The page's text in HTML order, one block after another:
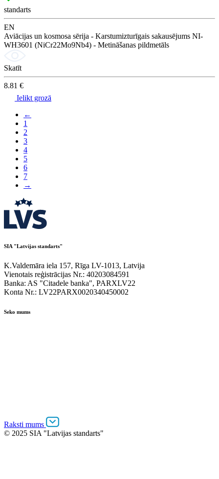
standarts
EN
Aviācijas un kosmosa sērija - Karstumizturīgais sakausējums NI-
WH3601 (NiCr22Mo9Nb4) - Metināšanas pildmetāls
Skatīt
8.81 €
Ielikt grozā
←
1
2
3
4
5
6
7
→
SIA "Latvijas standarts"
K.Valdemāra iela 157, Rīga LV-1013, Latvija
Vienotais reģistrācijas Nr.: 40203084591
Banka: AS "Citadele banka", PARXLV22
Konta Nr.: LV22PARX0020340450002
Seko mums
Raksti mums
© 2025 SIA "Latvijas standarts"